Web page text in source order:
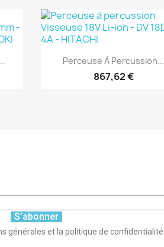
Aperçu rapide
Perceuse À Percussion...
867,62 €
S’abonner
générales et la politique de confidentialité